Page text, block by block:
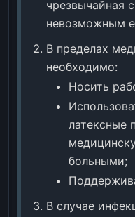
чрезвычайная
невозможным
В пределах
необходимо:
Носить
латексные
больными;
В случае